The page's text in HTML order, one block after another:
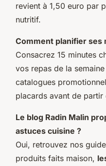
revient à 1,50 euro par
nutritif.
Comment planifier ses
Consacrez 15 minutes
vos repas de la
catalogues
placards avant de partir
Le blog Radin Malin
astuces cuisine ?
Oui, retrouvez nos
produits faits maison,